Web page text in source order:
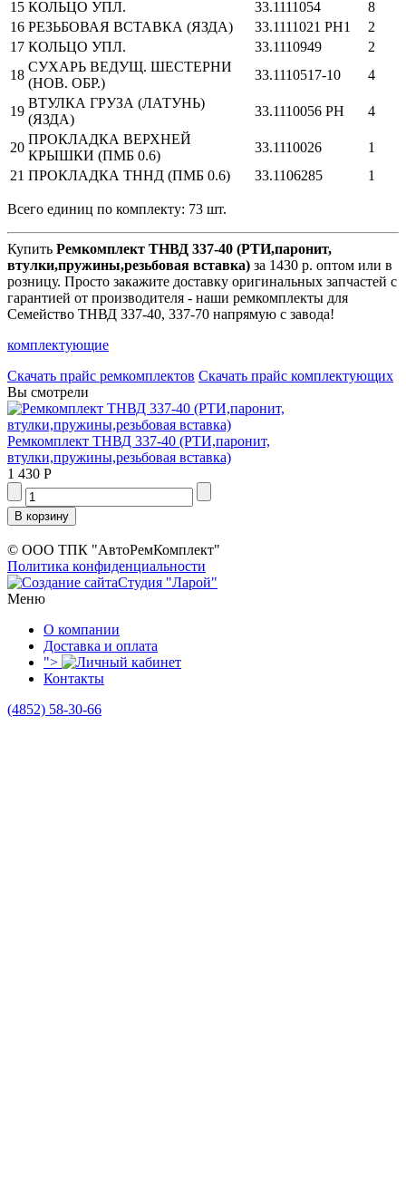
15 КОЛЬЦО УПЛ. 33.1111054
8
16 РЕЗЬБОВАЯ ВСТАВКА (ЯЗДА) 33.1111021 РН1
2
17 КОЛЬЦО УПЛ. 33.1110949
2
18
СУХАРЬ ВЕДУЩ. ШЕСТЕРНИ
(НОВ. ОБР.)
33.1110517-10 4
19
ВТУЛКА ГРУЗА (ЛАТУНЬ)
(ЯЗДА)
33.1110056 РН 4
20
ПРОКЛАДКА ВЕРХНЕЙ
КРЫШКИ (ПМБ 0.6)
33.1110026
1
21 ПРОКЛАДКА ТННД (ПМБ 0.6) 33.1106285 1
Всего единиц по комплекту: 73 шт.
Купить Ремкомплект ТНВД 337-40 (РТИ,паронит,
втулки,пружины,резьбовая вставка) за 1430 р. оптом или в
розницу. Просто закажите доставку оригинальных запчастей с
гарантией от производителя - наши ремкомплекты для
Семейство ТНВД 337-40, 337-70 напрямую с завода!
комплектующие
Скачать прайс ремкомплектов Скачать прайс комплектующих
Вы смотрели
Ремкомплект ТНВД 337-40 (РТИ,паронит,
втулки,пружины,резьбовая вставка)
1 430 Р
© ООО ТПК "АвтоРемКомплект"
Политика конфиденциальности
Студия "Ларой"
Меню
О компании
Доставка и оплата
">
Контакты
(4852) 58-30-66